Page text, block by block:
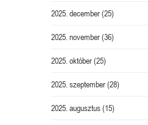
2025. december(25)
2025. november(36)
2025. október(25)
2025. szeptember(28)
2025. augusztus(15)